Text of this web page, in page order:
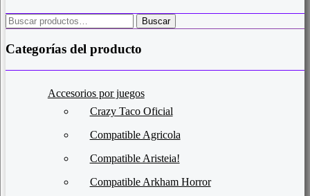
Buscar
por:
Buscar
Categorías del producto
Accesorios por juegos
Crazy Taco Oficial
Compatible Agricola
Compatible Aristeia!
Compatible Arkham Horror